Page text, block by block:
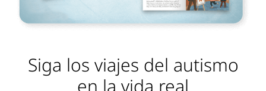
Siga los viajes del autismo